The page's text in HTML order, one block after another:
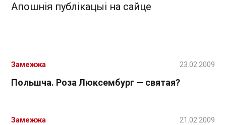
Апошнія публікацыі на сайце
Польшча. Роза Люксембург — святая?
Замежжа 23.02.2009
Замежжа 21.02.2009